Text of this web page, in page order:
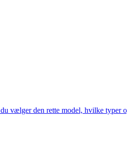
vælger den rette model, hvilke typer